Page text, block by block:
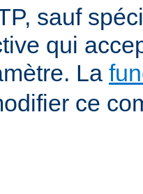
sauf
qui
La
ce